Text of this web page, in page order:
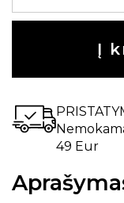
Į
49 Eur